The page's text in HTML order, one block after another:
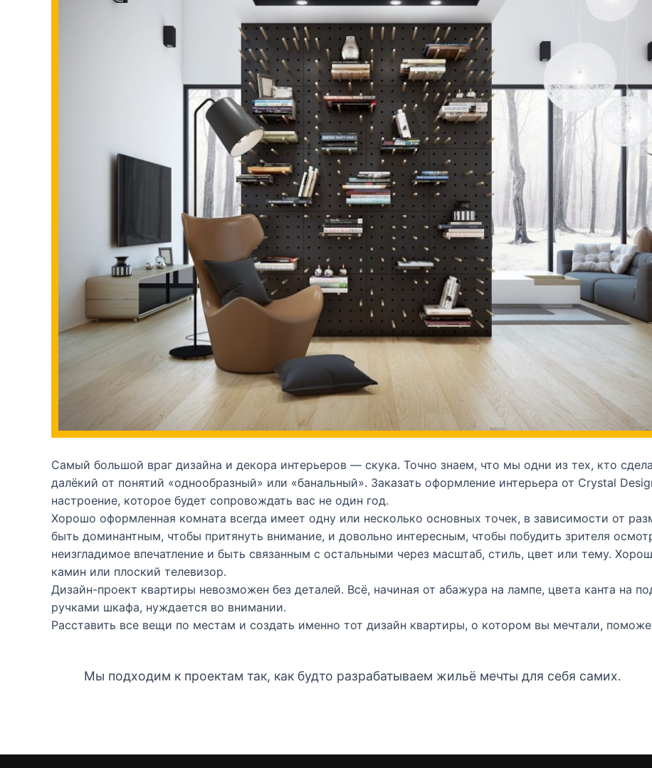
Самый большой враг дизайна и декора интерьеров — скука. Точно знаем, что мы одни из тех, кто
далёкий от понятий «однообразный» или «банальный». Заказать оформление интерьера от Crystal
настроение, которое будет сопровождать вас не один год.
Хорошо оформленная комната всегда имеет одну или несколько основных точек, в зависимости от
быть доминантным, чтобы притянуть внимание, и довольно интересным, чтобы побудить зрителя
неизгладимое впечатление и быть связанным с остальными через масштаб, стиль, цвет или тему.
камин или плоский телевизор.
Дизайн-проект квартиры невозможен без деталей. Всё, начиная от абажура на лампе, цвета канта на
ручками шкафа, нуждается во внимании.
Расставить все вещи по местам и создать именно тот дизайн квартиры, о котором вы мечтали,
Мы подходим к проектам так, как будто разрабатываем жильё мечты для себя самих.